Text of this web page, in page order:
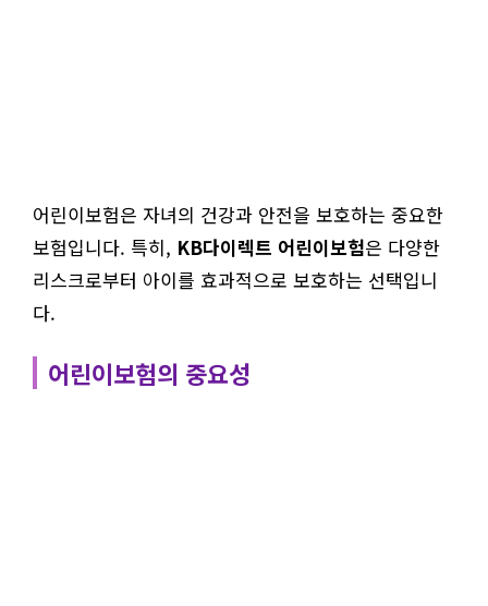
어린이보험은 자녀의 건강과 안전을 보호하는 중요한
보험입니다. 특히, KB다이렉트 어린이보험은 다양한
리스크로부터 아이를 효과적으로 보호하는 선택입니
다.
어린이보험의 중요성